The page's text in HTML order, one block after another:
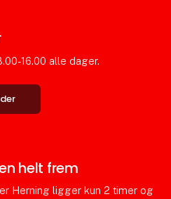
16.00 alle dager.
helt frem
Herning ligger kun 2 timer og